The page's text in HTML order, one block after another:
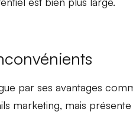
par ses avantages
marketing, mais présente